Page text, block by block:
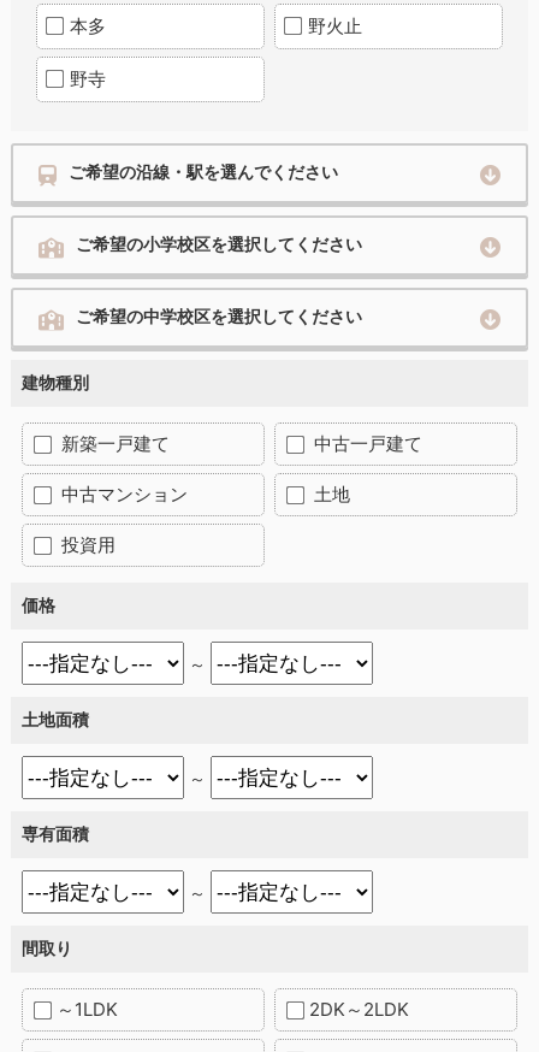
本多 野火止
野寺
ご希望の沿線・駅を選んでください
ご希望の小学校区を選択してください
ご希望の中学校区を選択してください
建物種別
新築一戸建て 中古一戸建て
中古マンション 土地
投資用
価格
～
土地面積
～
専有面積
～
間取り
～1LDK 2DK～2LDK